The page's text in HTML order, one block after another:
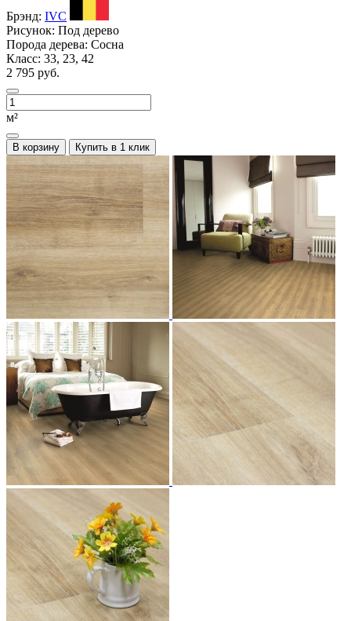
Брэнд: IVC
Рисунок: Под дерево
Порода дерева: Сосна
Класс: 33, 23, 42
2 795 руб.
м²
В корзину Купить в 1 клик